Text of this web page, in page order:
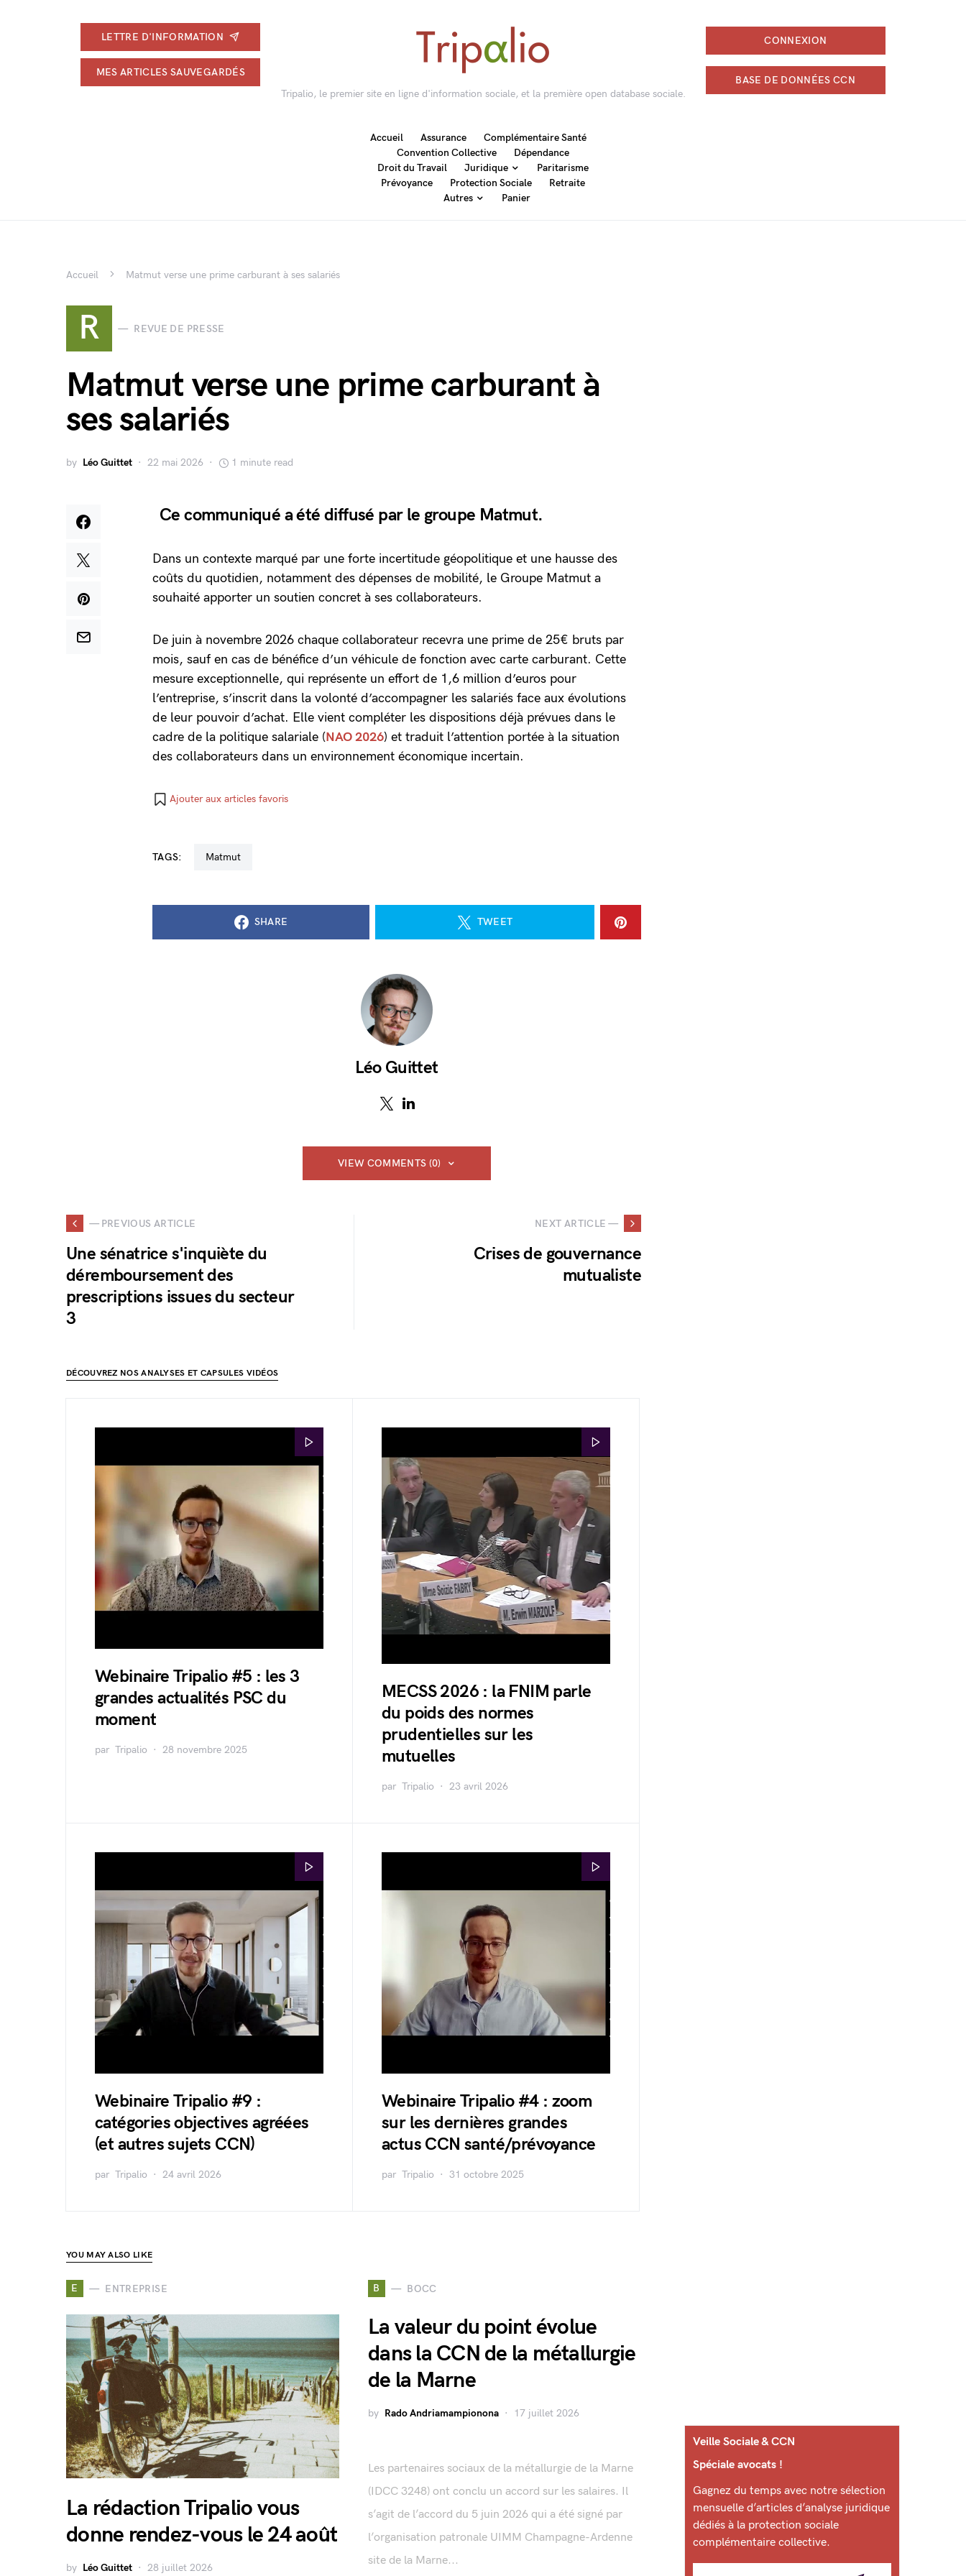
LETTRE D'INFORMATION
MES ARTICLES SAUVEGARDÉS
Tripalio, le premier site en ligne d'information sociale, et la première open database sociale.
CONNEXION
BASE DE DONNÉES CCN
Accueil Assurance
Complémentaire Santé
Convention Collective
Dépendance
Droit du Travail
Juridique
Paritarisme
Prévoyance
Protection Sociale
Retraite
Autres
Panier
Accueil Matmut verse une prime carburant à ses salariés
R REVUE DE PRESSE
Matmut verse une prime carburant à
ses salariés
by Léo Guittet 22 mai 2026 1 minute read
Ce communiqué a été diffusé par le groupe Matmut.
Dans un contexte marqué par une forte incertitude géopolitique et une hausse des
coûts du quotidien, notamment des dépenses de mobilité, le Groupe Matmut a
souhaité apporter un soutien concret à ses collaborateurs.
De juin à novembre 2026 chaque collaborateur recevra une prime de 25€ bruts par
mois, sauf en cas de bénéfice d’un véhicule de fonction avec carte carburant. Cette
mesure exceptionnelle, qui représente un effort de 1,6 million d’euros pour
l’entreprise, s’inscrit dans la volonté d’accompagner les salariés face aux évolutions
de leur pouvoir d’achat. Elle vient compléter les dispositions déjà prévues dans le
cadre de la politique salariale (NAO 2026) et traduit l’attention portée à la situation
des collaborateurs dans un environnement économique incertain.
Ajouter aux articles favoris
TAGS: Matmut
SHARE TWEET
Léo Guittet
VIEW COMMENTS (0)
— PREVIOUS ARTICLE
Une sénatrice s'inquiète du
déremboursement des
prescriptions issues du secteur
3
NEXT ARTICLE —
Crises de gouvernance
mutualiste
DÉCOUVREZ NOS ANALYSES ET CAPSULES VIDÉOS
Webinaire Tripalio #5 : les 3
grandes actualités PSC du
moment
par Tripalio 28 novembre 2025
MECSS 2026 : la FNIM parle
du poids des normes
prudentielles sur les
mutuelles
par Tripalio 23 avril 2026
Webinaire Tripalio #9 :
catégories objectives agréées
(et autres sujets CCN)
par Tripalio 24 avril 2026
Webinaire Tripalio #4 : zoom
sur les dernières grandes
actus CCN santé/prévoyance
par Tripalio 31 octobre 2025
YOU MAY ALSO LIKE
E ENTREPRISE
La rédaction Tripalio vous
donne rendez-vous le 24 août
by Léo Guittet 28 juillet 2026
B BOCC
La valeur du point évolue
dans la CCN de la métallurgie
de la Marne
by Rado Andriamampionona 17 juillet 2026
Les partenaires sociaux de la métallurgie de la Marne
(IDCC 3248) ont conclu un accord sur les salaires. Il
s’agit de l’accord du 5 juin 2026 qui a été signé par
l’organisation patronale UIMM Champagne-Ardenne
site de la Marne...
Veille Sociale & CCN
Spéciale avocats !
Gagnez du temps avec notre sélection
mensuelle d’articles d’analyse juridique
dédiés à la protection sociale
complémentaire collective.